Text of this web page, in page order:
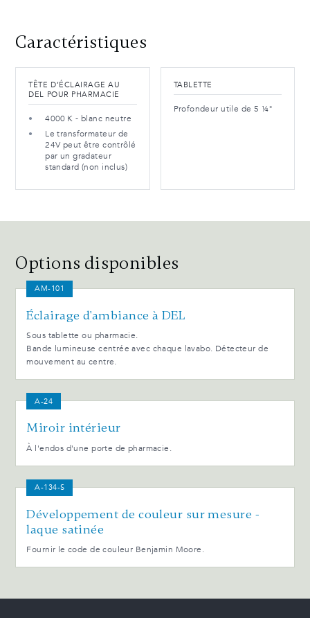
Caractéristiques
TÊTE D’ÉCLAIRAGE AU
DEL POUR PHARMACIE
4000 K - blanc neutre
Le transformateur de
24V peut être contrôlé
par un gradateur
standard (non inclus)
TABLETTE
Profondeur utile de 5 ¼"
Options disponibles
AM-101
Éclairage d'ambiance à DEL
Sous tablette ou pharmacie.
Bande lumineuse centrée avec chaque lavabo. Détecteur de
mouvement au centre.
A-24
Miroir intérieur
À l'endos d'une porte de pharmacie.
A-134-S
Développement de couleur sur mesure -
laque satinée
Fournir le code de couleur Benjamin Moore.